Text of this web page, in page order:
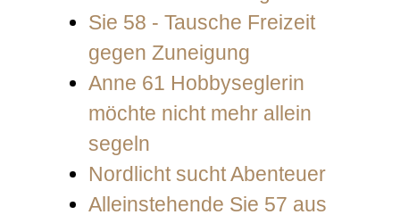
Sie 58 - Tausche Freizeit
gegen Zuneigung
Anne 61 Hobbyseglerin
möchte nicht mehr allein
segeln
Nordlicht sucht Abenteuer
Alleinstehende Sie 57 aus